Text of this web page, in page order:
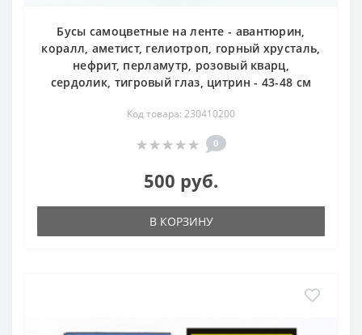
Бусы самоцветные на ленте - авантюрин,
коралл, аметист, гелиотроп, горный хрусталь,
нефрит, перламутр, розовый кварц,
сердолик, тигровый глаз, цитрин - 43-48 см
Код товара: 230410200
0
500 руб.
В КОРЗИНУ